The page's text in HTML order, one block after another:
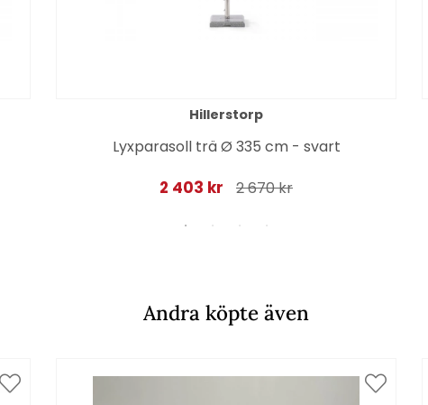
Hillerstorp
Lyxparasoll trä Ø 335 cm - svart
2 403 kr 2 670 kr
Andra köpte även